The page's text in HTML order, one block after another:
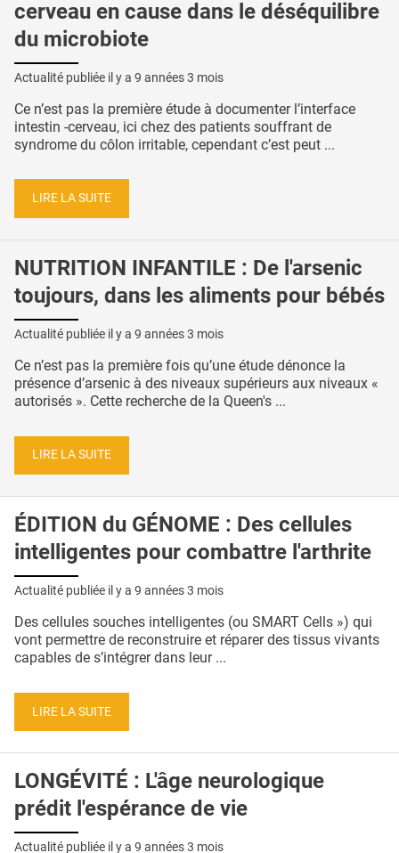
cerveau en cause dans le déséquilibre
du microbiote
Actualité publiée il y a 9 années 3 mois
Ce n’est pas la première étude à documenter l’interface
intestin -cerveau, ici chez des patients souffrant de
syndrome du côlon irritable, cependant c’est peut ...
LIRE LA SUITE
NUTRITION INFANTILE : De l'arsenic
toujours, dans les aliments pour bébés
Actualité publiée il y a 9 années 3 mois
Ce n’est pas la première fois qu’une étude dénonce la
présence d’arsenic à des niveaux supérieurs aux niveaux «
autorisés ». Cette recherche de la Queen's ...
LIRE LA SUITE
ÉDITION du GÉNOME : Des cellules
intelligentes pour combattre l'arthrite
Actualité publiée il y a 9 années 3 mois
Des cellules souches intelligentes (ou SMART Cells ») qui
vont permettre de reconstruire et réparer des tissus vivants
capables de s’intégrer dans leur ...
LIRE LA SUITE
LONGÉVITÉ : L'âge neurologique
prédit l'espérance de vie
Actualité publiée il y a 9 années 3 mois